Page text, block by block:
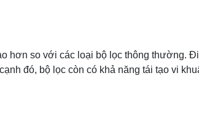
so với các loại bộ lọc thông thường.
đó, bộ lọc còn có khả năng tái tạo vi